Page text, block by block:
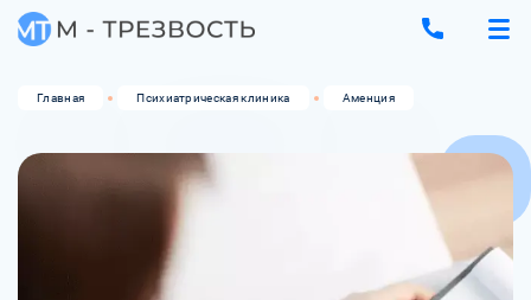
Главная Психиатрическая клиника Аменция